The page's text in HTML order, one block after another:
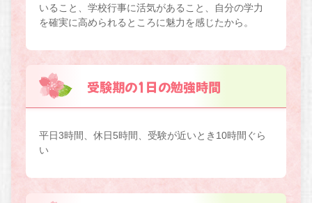
いること、学校行事に活気があること、自分の学力
を確実に高められるところに魅力を感じたから。
受験期の1日の勉強時間
平日3時間、休日5時間、受験が近いとき10時間ぐら
い